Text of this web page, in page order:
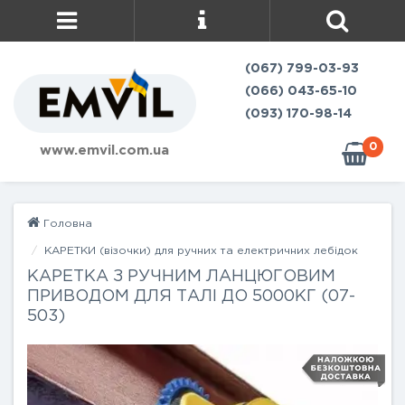
www.emvil.com.ua
(067) 799-03-93
(066) 043-65-10
(093) 170-98-14
0
Головна
КАРЕТКИ (візочки) для ручних та електричних лебідок
КАРЕТКА З РУЧНИМ ЛАНЦЮГОВИМ
ПРИВОДОМ ДЛЯ ТАЛІ ДО 5000КГ (07-
503)